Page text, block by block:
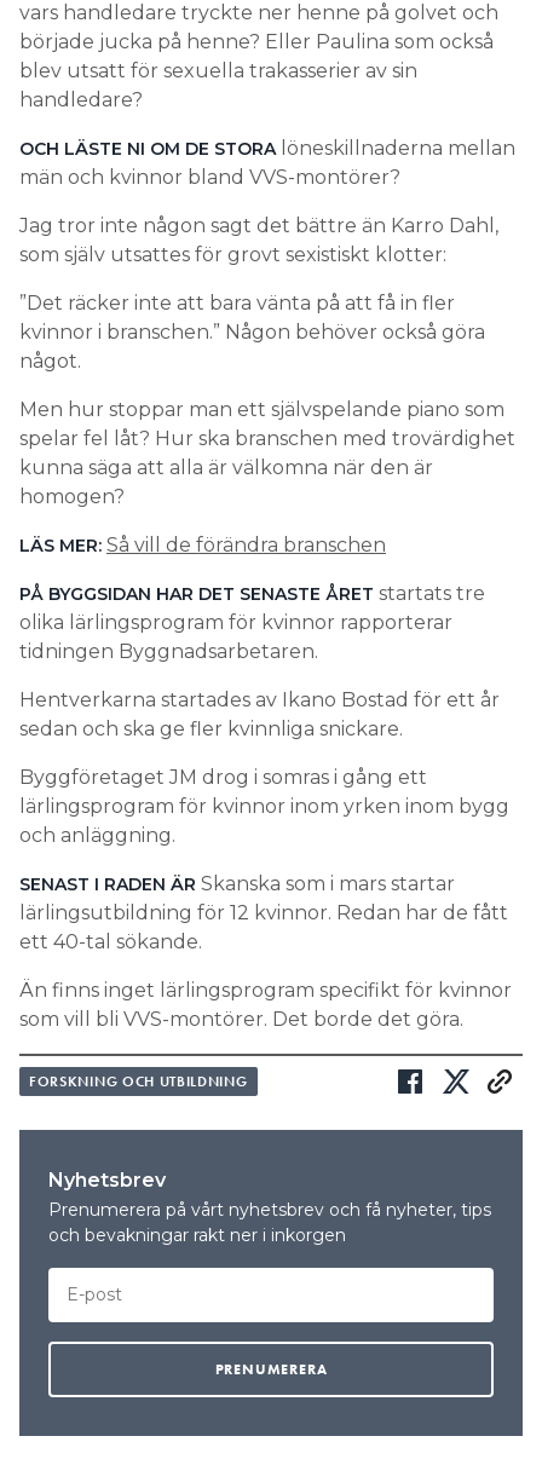
vars handledare tryckte ner henne på golvet och
började jucka på henne? Eller Paulina som också
blev utsatt för sexuella trakasserier av sin
handledare?
OCH LÄSTE NI OM DE STORAlöneskillnaderna mellan
män och kvinnor bland VVS-montörer?
Jag tror inte någon sagt det bättre än Karro Dahl,
som själv utsattes för grovt sexistiskt klotter:
”Det räcker inte att bara vänta på att få in fler
kvinnor i branschen.” Någon behöver också göra
något.
Men hur stoppar man ett självspelande piano som
spelar fel låt? Hur ska branschen med trovärdighet
kunna säga att alla är välkomna när den är
homogen?
LÄS MER: Så vill de förändra branschen
PÅ BYGGSIDAN HAR DET SENASTE ÅRET startats tre
olika lärlingsprogram för kvinnor rapporterar
tidningen Byggnadsarbetaren.
Hentverkarna startades av Ikano Bostad för ett år
sedan och ska ge fler kvinnliga snickare.
Byggföretaget JM drog i somras i gång ett
lärlingsprogram för kvinnor inom yrken inom bygg
och anläggning.
SENAST I RADEN ÄR Skanska som i mars startar
lärlingsutbildning för 12 kvinnor. Redan har de fått
ett 40-tal sökande.
Än finns inget lärlingsprogram specifikt för kvinnor
som vill bli VVS-montörer. Det borde det göra.
FORSKNING OCH UTBILDNING
Nyhetsbrev
Prenumerera på vårt nyhetsbrev och få nyheter, tips
och bevakningar rakt ner i inkorgen